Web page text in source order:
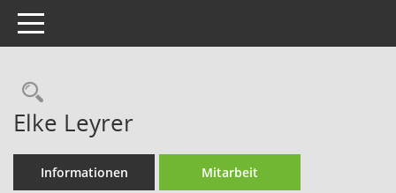
Toggle navigation
Rechercheauswahl
Elke Leyrer
Informationen Mitarbeit